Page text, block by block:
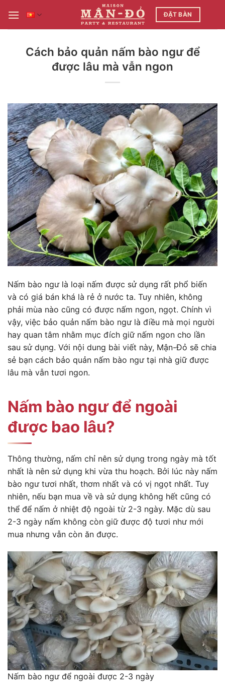
qua
nội
ĐẶT BÀN
Cách bảo quản nấm bào ngư để
được lâu mà vẫn ngon
Nấm bào ngư là loại nấm được sử dụng rất phổ biến
và có giá bán khá là rẻ ở nước ta. Tuy nhiên, không
phải mùa nào cũng có được nấm ngon, ngọt. Chính vì
vậy, việc bảo quản nấm bào ngư là điều mà mọi người
hay quan tâm nhằm mục đích giữ nấm ngon cho lần
sau sử dụng. Với nội dung bài viết này, Mận-Đỏ sẽ chia
sẻ bạn cách bảo quản nấm bào ngư tại nhà giữ được
lâu mà vẫn tươi ngon.
Nấm bào ngư để ngoài
được bao lâu?
Thông thường, nấm chỉ nên sử dụng trong ngày mà tốt
nhất là nên sử dụng khi vừa thu hoạch. Bởi lúc này nấm
bào ngư tươi nhất, thơm nhất và có vị ngọt nhất. Tuy
nhiên, nếu bạn mua về và sử dụng không hết cũng có
thể để nấm ở nhiệt độ ngoài từ 2-3 ngày. Mặc dù sau
2-3 ngày nấm không còn giữ được độ tươi như mới
mua nhưng vẫn còn ăn được.
Nấm bào ngư để ngoài được 2-3 ngày